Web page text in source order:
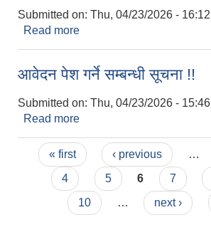
Submitted on: Thu, 04/23/2026 - 16:12
Read more
आवेदन पेश गर्ने सम्बन्धी सूचना !!
Submitted on: Thu, 04/23/2026 - 15:46
Read more
Pages
« first ‹ previous …
4
5 6 7
10
… next ›